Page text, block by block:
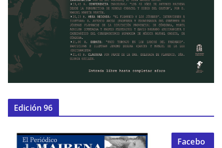
Edición 96
Facebo